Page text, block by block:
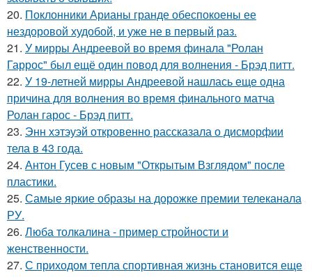
20. Поклонники Арианы гранде обеспокоены ее
нездоровой худобой, и уже не в первый раз.
21. У мирры Андреевой во время финала "Ролан
Гаррос" был ещё один повод для волнения - Брэд питт.
22. У 19-летней мирры Андреевой нашлась еще одна
причина для волнения во время финального матча
Ролан гарос - Брэд питт.
23. Энн хэтэуэй откровенно рассказала о дисморфии
тела в 43 года.
24. Антон Гусев с новым "Открытым Взглядом" после
пластики.
25. Самые яркие образы на дорожке премии телеканала
РУ.
26. Люба толкалина - пример стройности и
женственности.
27. С приходом тепла спортивная жизнь становится еще